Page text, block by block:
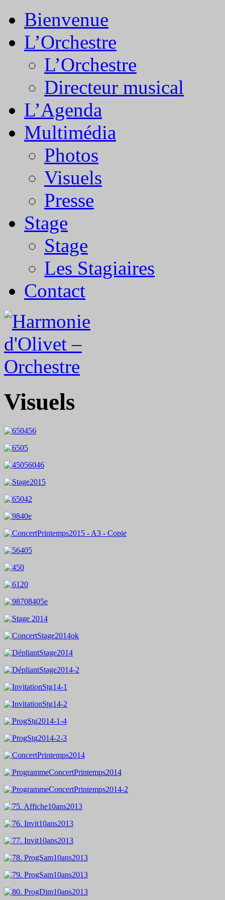
Bienvenue
L’Orchestre
L’Orchestre
Directeur musical
L’Agenda
Multimédia
Photos
Visuels
Presse
Stage
Stage
Les Stagiaires
Contact
Visuels